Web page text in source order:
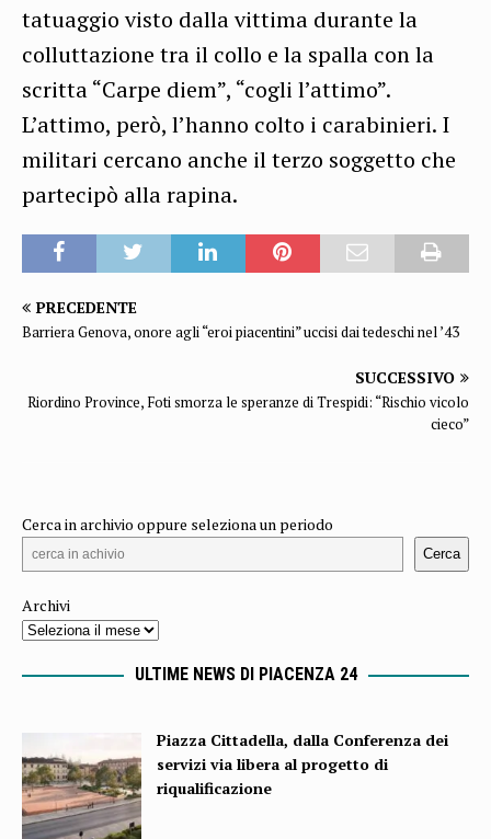
tatuaggio visto dalla vittima durante la
colluttazione tra il collo e la spalla con la
scritta “Carpe diem”, “cogli l’attimo”.
L’attimo, però, l’hanno colto i carabinieri. I
militari cercano anche il terzo soggetto che
partecipò alla rapina.
PRECEDENTE
Barriera Genova, onore agli “eroi piacentini” uccisi dai tedeschi nel ’43
SUCCESSIVO
Riordino Province, Foti smorza le speranze di Trespidi: “Rischio vicolo
cieco”
Cerca in archivio oppure seleziona un periodo
Cerca
Archivi
ULTIME NEWS DI PIACENZA 24
Piazza Cittadella, dalla Conferenza dei
servizi via libera al progetto di
riqualificazione